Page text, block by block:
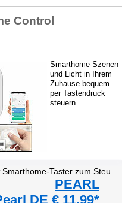
Control
Smarthome-Szenen
und Licht in Ihrem
Zuhause bequem
per Tastendruck
steuern
Smarthome-Taster zum Steuern von Szenen und kompatiblen Geräten
PEARL
DE € 11,99*